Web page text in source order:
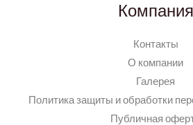
Компания
Контакты
О компании
Галерея
Политика защиты и обработки
Публичная